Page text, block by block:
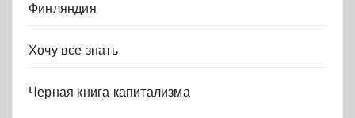
Финляндия
Хочу все знать
Черная книга капитализма